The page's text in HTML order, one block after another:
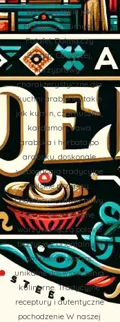
potrawy takie jak
Hommos (Humus),
Falafel, Dolma czy
Zaatar. Co więcej,
przyprawy
charakterystyczne dla
kuchni arabskiej, takie
jak kumin, czarnuszka,
kardamon, kawa
arabska i herbata po
arabsku, doskonale
wzbogacają tradycyjne
polskie przepisy.
Dodatkowo, oliwki, oliwy,
sery i faszerowane
warzywa łączą polskie
tradycje z orientalnym
smakiem, tworząc
unikalne doświadczenia
kulinarne. Tradycyjne
receptury i autentyczne
pochodzenie W naszej